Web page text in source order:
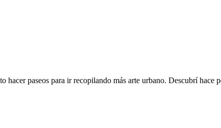
hacer paseos para ir recopilando más arte urbano. Descubrí